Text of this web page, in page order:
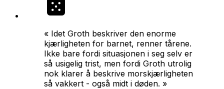
« Idet Groth beskriver den enorme
kjærligheten for barnet, renner tårene.
Ikke bare fordi situasjonen i seg selv er
så usigelig trist, men fordi Groth utrolig
nok klarer å beskrive morskjærligheten
så vakkert - også midt i døden. »